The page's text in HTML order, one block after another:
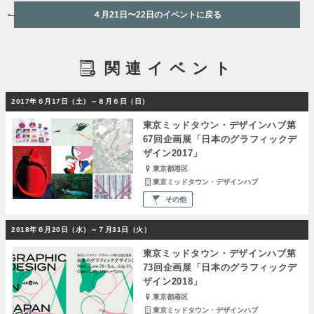
４月21日〜22日のイベントに戻る
関連イベント
2017年６月17日（土）～８月６日（日）
東京ミッドタウン・デザインハブ第
67回企画展「日本のグラフィックデ
ザイン2017」
東京都港区
東京ミッドタウン・デザインハブ
その他
2018年６月20日（水）～７月31日（火）
東京ミッドタウン・デザインハブ第
73回企画展「日本のグラフィックデ
ザイン2018」
東京都港区
東京ミッドタウン・デザインハブ